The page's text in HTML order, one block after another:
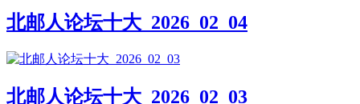
北邮人论坛十大_2026_02_04
北邮人论坛十大_2026_02_03